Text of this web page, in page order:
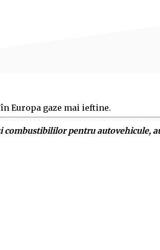
Europa gaze mai ieftine.
combustibililor pentru autovehicule,